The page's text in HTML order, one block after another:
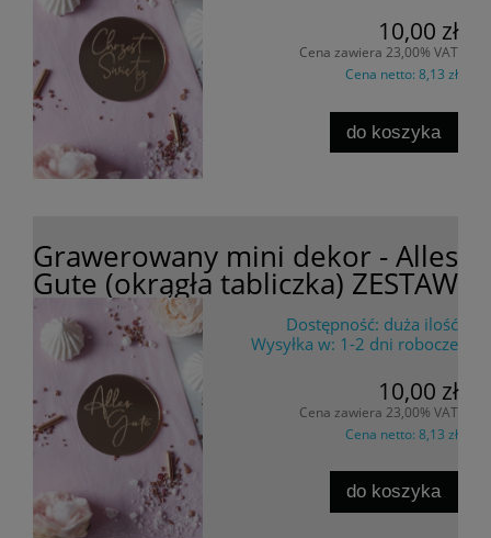
10,00 zł
Cena zawiera 23,00% VAT
Cena netto: 8,13 zł
do koszyka
Grawerowany mini dekor - Alles
Gute (okrągła tabliczka) ZESTAW
Dostępność: duża ilość
Wysyłka w: 1-2 dni robocze
10,00 zł
Cena zawiera 23,00% VAT
Cena netto: 8,13 zł
do koszyka